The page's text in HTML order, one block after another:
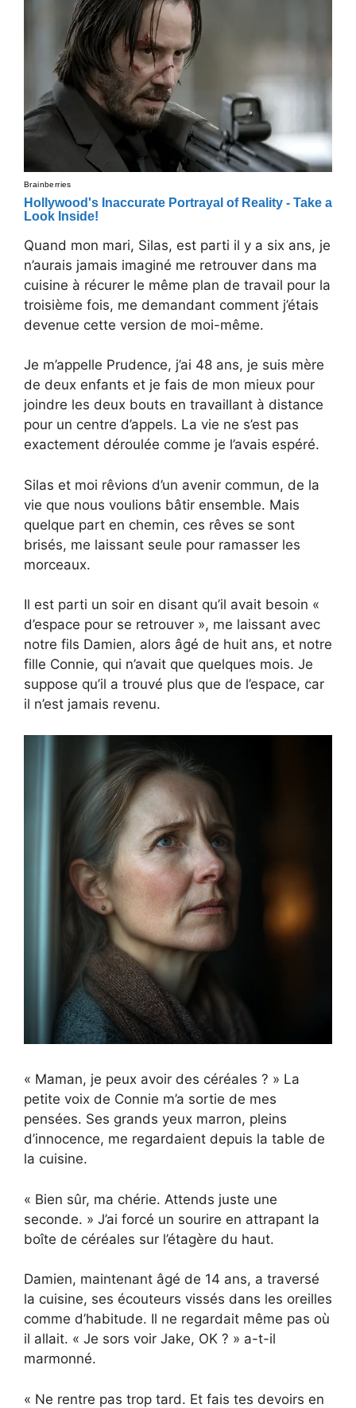
Quand mon mari, Silas, est parti il y a six ans, je
n’aurais jamais imaginé me retrouver dans ma
cuisine à récurer le même plan de travail pour la
troisième fois, me demandant comment j’étais
devenue cette version de moi-même.
Je m’appelle Prudence, j’ai 48 ans, je suis mère
de deux enfants et je fais de mon mieux pour
joindre les deux bouts en travaillant à distance
pour un centre d’appels. La vie ne s’est pas
exactement déroulée comme je l’avais espéré.
Silas et moi rêvions d’un avenir commun, de la
vie que nous voulions bâtir ensemble. Mais
quelque part en chemin, ces rêves se sont
brisés, me laissant seule pour ramasser les
morceaux.
Il est parti un soir en disant qu’il avait besoin «
d’espace pour se retrouver », me laissant avec
notre fils Damien, alors âgé de huit ans, et notre
fille Connie, qui n’avait que quelques mois. Je
suppose qu’il a trouvé plus que de l’espace, car
il n’est jamais revenu.
« Maman, je peux avoir des céréales ? » La
petite voix de Connie m’a sortie de mes
pensées. Ses grands yeux marron, pleins
d’innocence, me regardaient depuis la table de
la cuisine.
« Bien sûr, ma chérie. Attends juste une
seconde. » J’ai forcé un sourire en attrapant la
boîte de céréales sur l’étagère du haut.
Damien, maintenant âgé de 14 ans, a traversé
la cuisine, ses écouteurs vissés dans les oreilles
comme d’habitude. Il ne regardait même pas où
il allait. « Je sors voir Jake, OK ? » a-t-il
marmonné.
« Ne rentre pas trop tard. Et fais tes devoirs en